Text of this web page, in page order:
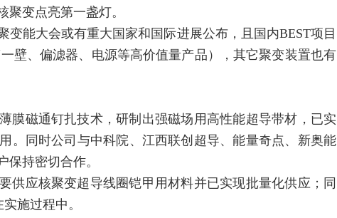
聚变点亮第一盏灯。
能大会或有重大国家和国际进展公布，且国内BEST项目
壁、偏滤器、电源等高价值量产品），其它聚变装置也有
通钉扎技术，研制出强磁场用高性能超导带材，已实
。同时公司与中科院、江西联创超导、能量奇点、新奥能
持密切合作。
核聚变超导线圈铠甲用材料并已实现批量化供应；同
施过程中。